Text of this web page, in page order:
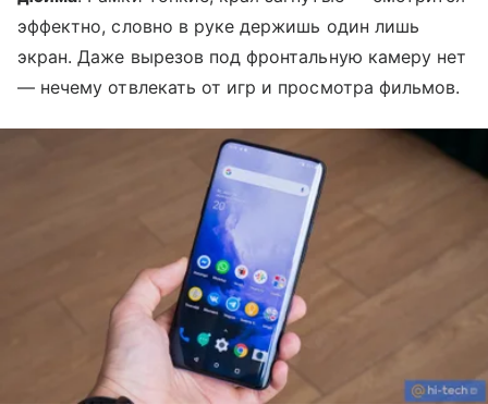
эффектно, словно в руке держишь один лишь
экран. Даже вырезов под фронтальную камеру нет
— нечему отвлекать от игр и просмотра фильмов.